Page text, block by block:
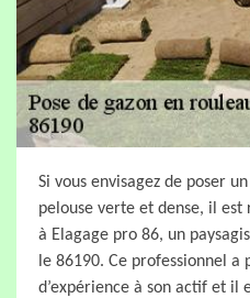
Si vous envisagez de poser
pelouse verte et dense, il
à Elagage pro 86, un
le 86190. Ce professionnel a
d’expérience à son actif et il